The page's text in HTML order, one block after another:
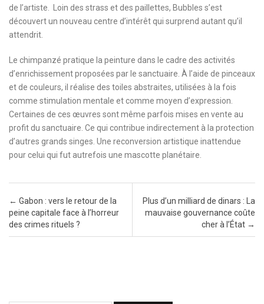
de l’artiste. Loin des strass et des paillettes, Bubbles s’est
découvert un nouveau centre d’intérêt qui surprend autant qu’il
attendrit.
Le chimpanzé pratique la peinture dans le cadre des activités
d’enrichissement proposées par le sanctuaire. À l’aide de pinceaux
et de couleurs, il réalise des toiles abstraites, utilisées à la fois
comme stimulation mentale et comme moyen d’expression.
Certaines de ces œuvres sont même parfois mises en vente au
profit du sanctuaire. Ce qui contribue indirectement à la protection
d’autres grands singes. Une reconversion artistique inattendue
pour celui qui fut autrefois une mascotte planétaire.
Post navigation
← Gabon : vers le retour de la
peine capitale face à l’horreur
des crimes rituels ?
Plus d’un milliard de dinars : La
mauvaise gouvernance coûte
cher à l’État →